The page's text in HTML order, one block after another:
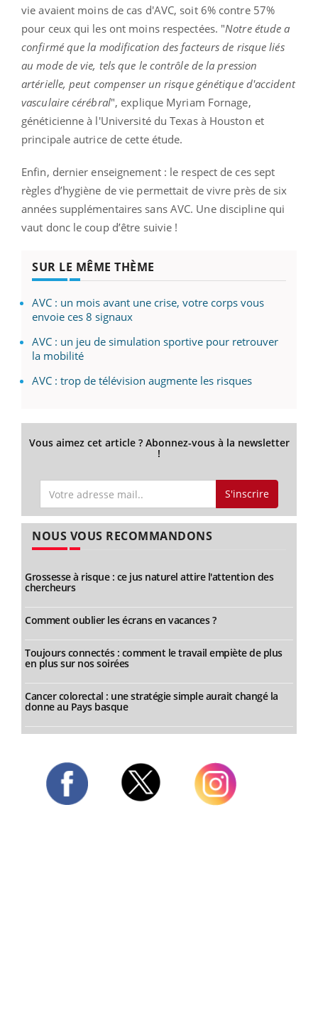
vie avaient moins de cas d'AVC, soit 6% contre 57%
pour ceux qui les ont moins respectées. "Notre étude a
confirmé que la modification des facteurs de risque liés
au mode de vie, tels que le contrôle de la pression
artérielle, peut compenser un risque génétique d'accident
vasculaire cérébral", explique Myriam Fornage,
généticienne à l'Université du Texas à Houston et
principale autrice de cette étude.
Enfin, dernier enseignement : le respect de ces sept
règles d’hygiène de vie permettait de vivre près de six
années supplémentaires sans AVC. Une discipline qui
vaut donc le coup d’être suivie !
SUR LE MÊME THÈME
AVC : un mois avant une crise, votre corps vous
envoie ces 8 signaux
AVC : un jeu de simulation sportive pour retrouver
la mobilité
AVC : trop de télévision augmente les risques
Vous aimez cet article ? Abonnez-vous à la newsletter
!
S'inscrire
NOUS VOUS RECOMMANDONS
Grossesse à risque : ce jus naturel attire l'attention des
chercheurs
Comment oublier les écrans en vacances ?
Toujours connectés : comment le travail empiète de plus
en plus sur nos soirées
Cancer colorectal : une stratégie simple aurait changé la
donne au Pays basque